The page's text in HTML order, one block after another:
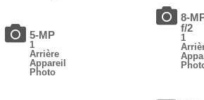
5-MP
1
Arrière
Appareil
Photo
8-
f/2
1